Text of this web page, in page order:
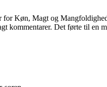
for Køn, Magt og
kommentarer. Det førte til en